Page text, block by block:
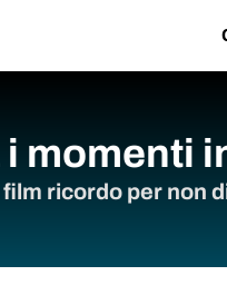
momenti
ricordo per non